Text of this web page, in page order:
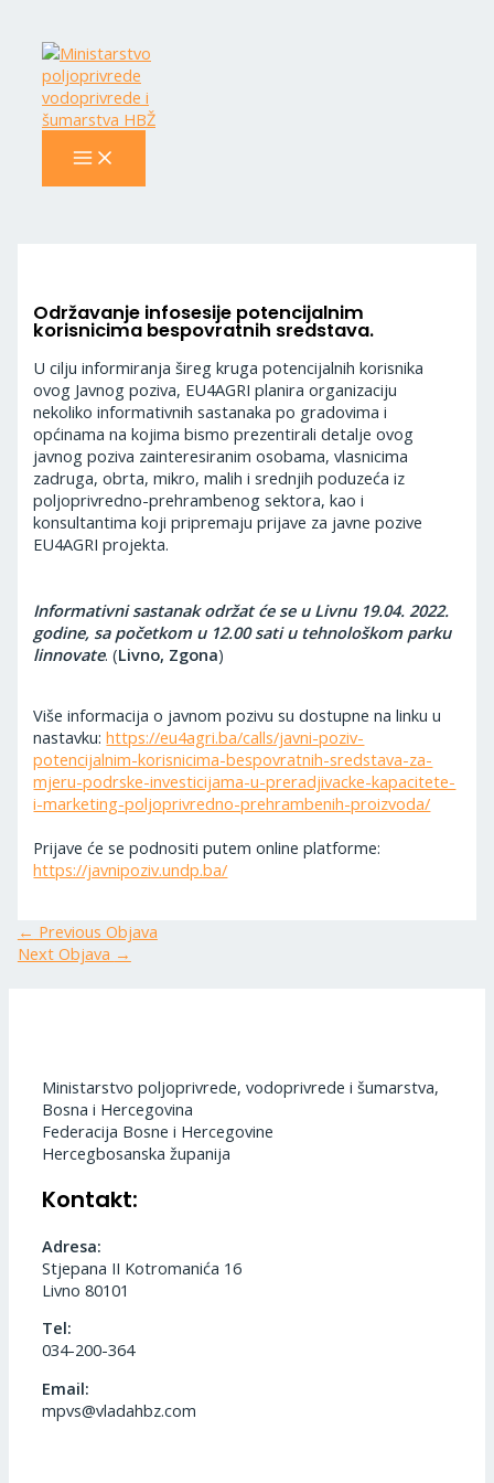
content
Održavanje infosesije potencijalnim
korisnicima bespovratnih sredstava.
U cilju informiranja šireg kruga potencijalnih korisnika
ovog Javnog poziva, EU4AGRI planira organizaciju
nekoliko informativnih sastanaka po gradovima i
općinama na kojima bismo prezentirali detalje ovog
javnog poziva zainteresiranim osobama, vlasnicima
zadruga, obrta, mikro, malih i srednjih poduzeća iz
poljoprivredno-prehrambenog sektora, kao i
konsultantima koji pripremaju prijave za javne pozive
EU4AGRI projekta.
Informativni sastanak održat će se u Livnu 19.04. 2022.
godine, sa početkom u 12.00 sati u tehnološkom parku
linnovate. (Livno, Zgona)
Više informacija o javnom pozivu su dostupne na linku u
nastavku:https://eu4agri.ba/calls/javni-poziv-
potencijalnim-korisnicima-bespovratnih-sredstava-za-
mjeru-podrske-investicijama-u-preradjivacke-kapacitete-
i-marketing-poljoprivredno-prehrambenih-proizvoda/
Prijave će se podnositi putem online platforme:
https://javnipoziv.undp.ba/
← Previous Objava
Next Objava →
Ministarstvo poljoprivrede, vodoprivrede i šumarstva,
Bosna i Hercegovina
Federacija Bosne i Hercegovine
Hercegbosanska županija
Kontakt:
Adresa:
Stjepana II Kotromanića 16
Livno 80101
Tel:
034-200-364
Email:
mpvs@vladahbz.com